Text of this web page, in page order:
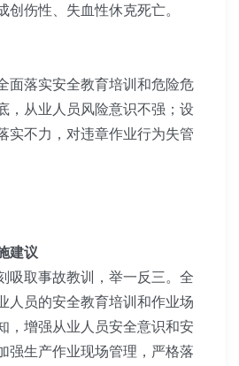
创伤性、 失血性休克死亡。
面落实安全教育培训和危险危
，从业人员风险意识不强；设
实不力，对违章作业行为失管
建议
吸取事故教训，举一反三。全
人员的安全教育培训和作业场
，增强从业人员安全意识和安
强生产作业现场管理，严格落